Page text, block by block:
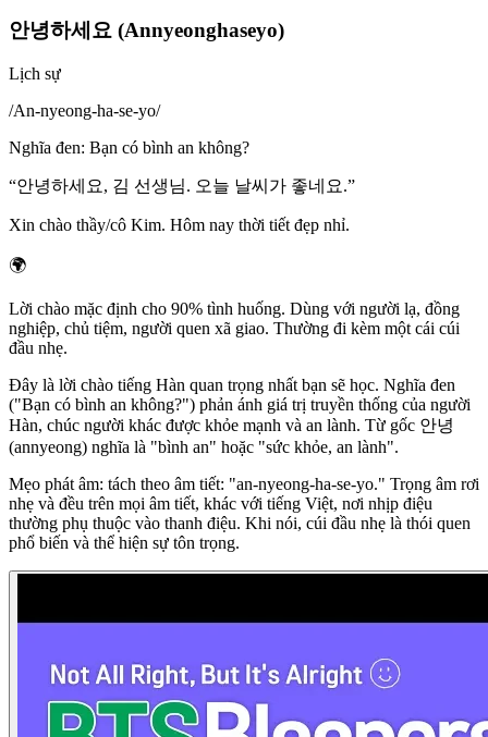
안녕하세요 (Annyeonghaseyo)
Lịch sự
/An-nyeong-ha-se-yo/
Nghĩa đen: Bạn có bình an không?
“안녕하세요, 김 선생님. 오늘 날씨가 좋네요.”
Xin chào thầy/cô Kim. Hôm nay thời tiết đẹp nhỉ.
🌍
Lời chào mặc định cho 90% tình huống. Dùng với người lạ, đồng
nghiệp, chủ tiệm, người quen xã giao. Thường đi kèm một cái cúi
đầu nhẹ.
Đây là lời chào tiếng Hàn quan trọng nhất bạn sẽ học. Nghĩa đen
("Bạn có bình an không?") phản ánh giá trị truyền thống của người
Hàn, chúc người khác được khỏe mạnh và an lành. Từ gốc 안녕
(annyeong) nghĩa là "bình an" hoặc "sức khỏe, an lành".
Mẹo phát âm: tách theo âm tiết: "an-nyeong-ha-se-yo." Trọng âm rơi
nhẹ và đều trên mọi âm tiết, khác với tiếng Việt, nơi nhịp điệu
thường phụ thuộc vào thanh điệu. Khi nói, cúi đầu nhẹ là thói quen
phổ biến và thể hiện sự tôn trọng.